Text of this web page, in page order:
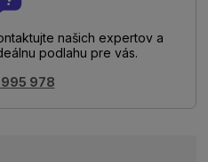
našich expertov a
podlahu pre vás.
978